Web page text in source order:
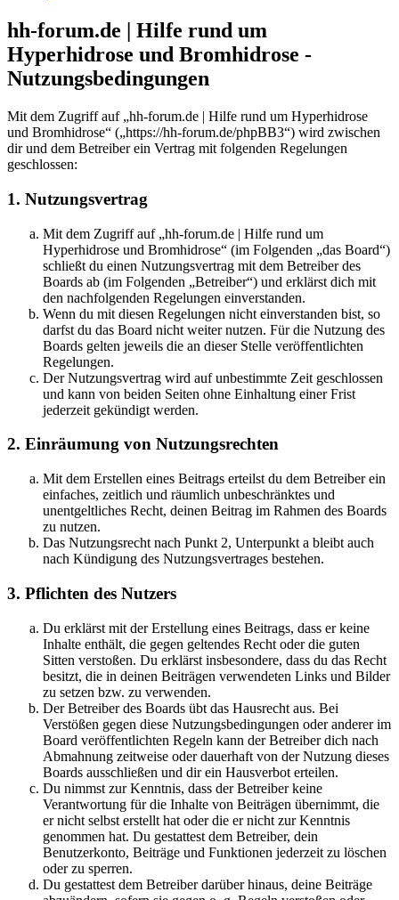
hh-forum.de | Hilfe rund um
Hyperhidrose und Bromhidrose -
Nutzungsbedingungen
Mit dem Zugriff auf „hh-forum.de | Hilfe rund um Hyperhidrose
und Bromhidrose“ („https://hh-forum.de/phpBB3“) wird zwischen
dir und dem Betreiber ein Vertrag mit folgenden Regelungen
geschlossen:
1. Nutzungsvertrag
Mit dem Zugriff auf „hh-forum.de | Hilfe rund um
Hyperhidrose und Bromhidrose“ (im Folgenden „das Board“)
schließt du einen Nutzungsvertrag mit dem Betreiber des
Boards ab (im Folgenden „Betreiber“) und erklärst dich mit
den nachfolgenden Regelungen einverstanden.
Wenn du mit diesen Regelungen nicht einverstanden bist, so
darfst du das Board nicht weiter nutzen. Für die Nutzung des
Boards gelten jeweils die an dieser Stelle veröffentlichten
Regelungen.
Der Nutzungsvertrag wird auf unbestimmte Zeit geschlossen
und kann von beiden Seiten ohne Einhaltung einer Frist
jederzeit gekündigt werden.
2. Einräumung von Nutzungsrechten
Mit dem Erstellen eines Beitrags erteilst du dem Betreiber ein
einfaches, zeitlich und räumlich unbeschränktes und
unentgeltliches Recht, deinen Beitrag im Rahmen des Boards
zu nutzen.
Das Nutzungsrecht nach Punkt 2, Unterpunkt a bleibt auch
nach Kündigung des Nutzungsvertrages bestehen.
3. Pflichten des Nutzers
Du erklärst mit der Erstellung eines Beitrags, dass er keine
Inhalte enthält, die gegen geltendes Recht oder die guten
Sitten verstoßen. Du erklärst insbesondere, dass du das Recht
besitzt, die in deinen Beiträgen verwendeten Links und Bilder
zu setzen bzw. zu verwenden.
Der Betreiber des Boards übt das Hausrecht aus. Bei
Verstößen gegen diese Nutzungsbedingungen oder anderer im
Board veröffentlichten Regeln kann der Betreiber dich nach
Abmahnung zeitweise oder dauerhaft von der Nutzung dieses
Boards ausschließen und dir ein Hausverbot erteilen.
Du nimmst zur Kenntnis, dass der Betreiber keine
Verantwortung für die Inhalte von Beiträgen übernimmt, die
er nicht selbst erstellt hat oder die er nicht zur Kenntnis
genommen hat. Du gestattest dem Betreiber, dein
Benutzerkonto, Beiträge und Funktionen jederzeit zu löschen
oder zu sperren.
Du gestattest dem Betreiber darüber hinaus, deine Beiträge